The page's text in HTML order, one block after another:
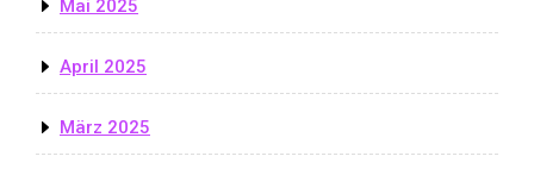
Mai 2025
April 2025
März 2025